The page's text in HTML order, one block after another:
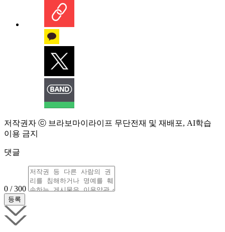
저작권자 ⓒ 브라보마이라이프 무단전재 및 재배포, AI학습
이용 금지
댓글
0 / 300